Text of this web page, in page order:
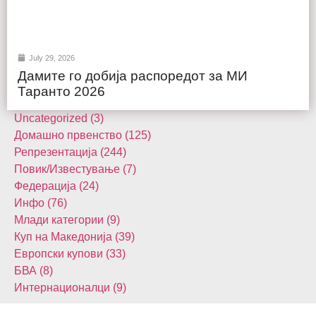
July 29, 2026
Дамите го добија распоредот за МИ
Таранто 2026
Uncategorized (3)
Домашнo првенство (125)
Репрезентација (244)
Повик/Известување (7)
Федерација (24)
Инфо (76)
Млади категории (9)
Куп на Македонија (39)
Европски купови (33)
БВА (8)
Интернационалци (9)